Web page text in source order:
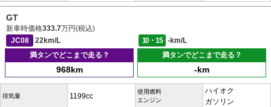
GT
新車時価格333.7万円(税込)
JC08
22km/L 10・15
-km/L
満タンでどこまで走る？
968km
満タンでどこまで走る？
-km
排気量 1199cc
使用燃料
エンジン
ハイオク
ガソリン